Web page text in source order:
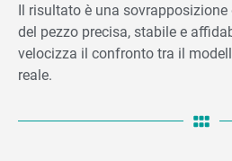
Il risultato è una sovrapposizione
del pezzo precisa, stabile e
velocizza il confronto tra il
reale.